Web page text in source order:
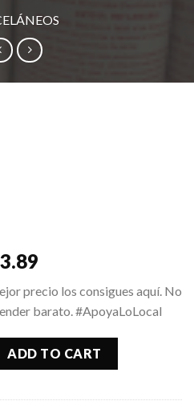
3.89
precio los consigues aquí. No
barato. #ApoyaLoLocal
ADD TO CART